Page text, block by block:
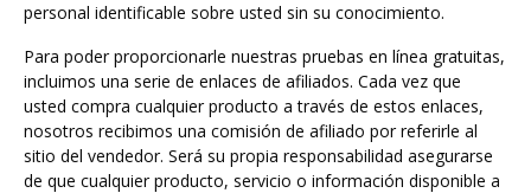
personal identificable sobre usted sin su conocimiento.
Para poder proporcionarle nuestras pruebas en línea gratuitas,
incluimos una serie de enlaces de afiliados. Cada vez que
usted compra cualquier producto a través de estos enlaces,
nosotros recibimos una comisión de afiliado por referirle al
sitio del vendedor. Será su propia responsabilidad asegurarse
de que cualquier producto, servicio o información disponible a